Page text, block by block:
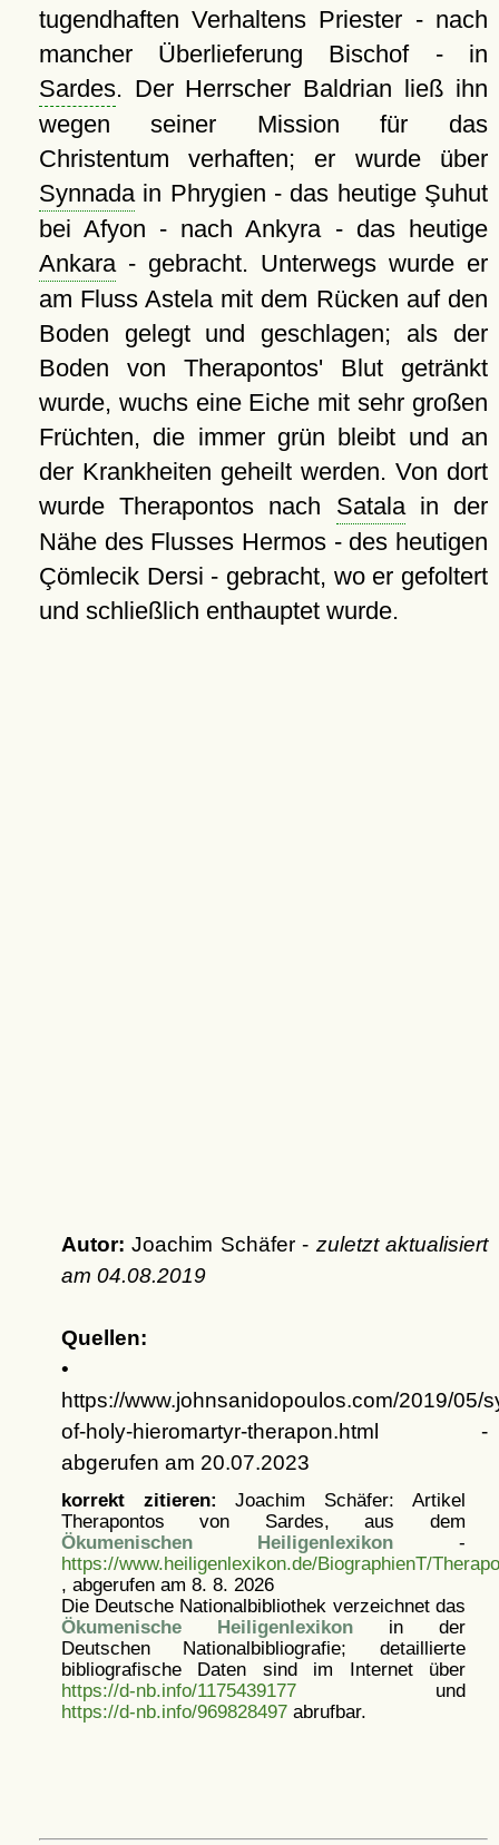
tugendhaften Verhaltens Priester - nach
mancher Überlieferung Bischof - in
Sardes. Der Herrscher Baldrian ließ ihn
wegen seiner Mission für das
Christentum verhaften; er wurde über
Synnadain Phrygien - das heutige Şuhut
bei Afyon - nach Ankyra - das heutige
Ankara- gebracht. Unterwegs wurde er
am Fluss Astela mit dem Rücken auf den
Boden gelegt und geschlagen; als der
Boden von Therapontos' Blut getränkt
wurde, wuchs eine Eiche mit sehr großen
Früchten, die immer grün bleibt und an
der Krankheiten geheilt werden. Von dort
wurde Therapontos nach Satalain der
Nähe des Flusses Hermos - des heutigen
Çömlecik Dersi - gebracht, wo er gefoltert
und schließlich enthauptet wurde.
Autor: Joachim Schäfer - zuletzt aktualisiert
am 04.08.2019
Quellen:
•
https://www.johnsanidopoulos.com/2019/05/
of-holy-hieromartyr-therapon.html -
abgerufen am 20.07.2023
korrekt zitieren: Joachim Schäfer: Artikel
Therapontos von Sardes, aus dem
Ökumenischen Heiligenlexikon -
https://www.heiligenlexikon.de/BiographienT/
, abgerufen am 8. 8. 2026
Die Deutsche Nationalbibliothek verzeichnet das
Ökumenische Heiligenlexikonin der
Deutschen Nationalbibliografie; detaillierte
bibliografische Daten sind im Internet über
https://d-nb.info/1175439177und
https://d-nb.info/969828497abrufbar.